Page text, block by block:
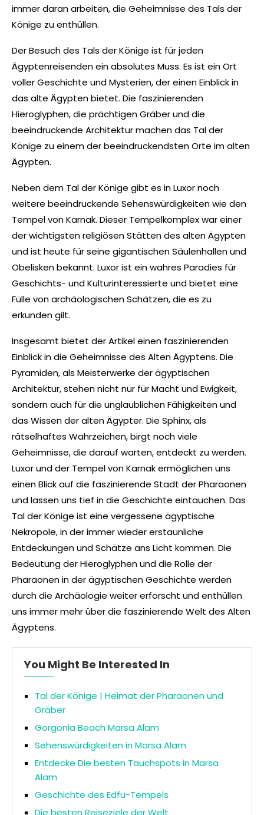
immer daran arbeiten, die Geheimnisse des Tals der
Könige zu enthüllen.
Der Besuch des Tals der Könige ist für jeden
Ägyptenreisenden ein absolutes Muss. Es ist ein Ort
voller Geschichte und Mysterien, der einen Einblick in
das alte Ägypten bietet. Die faszinierenden
Hieroglyphen, die prächtigen Gräber und die
beeindruckende Architektur machen das Tal der
Könige zu einem der beeindruckendsten Orte im alten
Ägypten.
Neben dem Tal der Könige gibt es in Luxor noch
weitere beeindruckende Sehenswürdigkeiten wie den
Tempel von Karnak. Dieser Tempelkomplex war einer
der wichtigsten religiösen Stätten des alten Ägypten
und ist heute für seine gigantischen Säulenhallen und
Obelisken bekannt. Luxor ist ein wahres Paradies für
Geschichts- und Kulturinteressierte und bietet eine
Fülle von archäologischen Schätzen, die es zu
erkunden gilt.
Insgesamt bietet der Artikel einen faszinierenden
Einblick in die Geheimnisse des Alten Ägyptens. Die
Pyramiden, als Meisterwerke der ägyptischen
Architektur, stehen nicht nur für Macht und Ewigkeit,
sondern auch für die unglaublichen Fähigkeiten und
das Wissen der alten Ägypter. Die Sphinx, als
rätselhaftes Wahrzeichen, birgt noch viele
Geheimnisse, die darauf warten, entdeckt zu werden.
Luxor und der Tempel von Karnak ermöglichen uns
einen Blick auf die faszinierende Stadt der Pharaonen
und lassen uns tief in die Geschichte eintauchen. Das
Tal der Könige ist eine vergessene ägyptische
Nekropole, in der immer wieder erstaunliche
Entdeckungen und Schätze ans Licht kommen. Die
Bedeutung der Hieroglyphen und die Rolle der
Pharaonen in der ägyptischen Geschichte werden
durch die Archäologie weiter erforscht und enthüllen
uns immer mehr über die faszinierende Welt des Alten
Ägyptens.
You Might Be Interested In
Tal der Könige | Heimat der Pharaonen und
Gräber
Gorgonia Beach Marsa Alam
Sehenswürdigkeiten in Marsa Alam
Entdecke Die besten Tauchspots in Marsa
Alam
Geschichte des Edfu-Tempels